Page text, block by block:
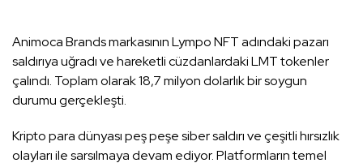
Animoca Brands markasının Lympo NFT adındaki pazarı
saldırıya uğradı ve hareketli cüzdanlardaki LMT tokenler
çalındı. Toplam olarak 18,7 milyon dolarlık bir soygun
durumu gerçekleşti.
Kripto para dünyası peş peşe siber saldırı ve çeşitli hırsızlık
olayları ile sarsılmaya devam ediyor. Platformların temel